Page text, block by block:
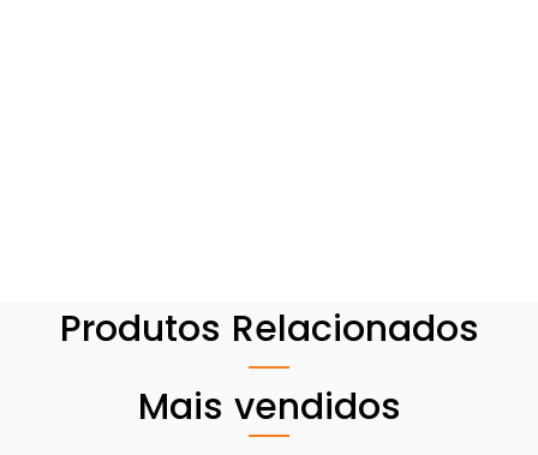
Produtos Relacionados
Mais vendidos